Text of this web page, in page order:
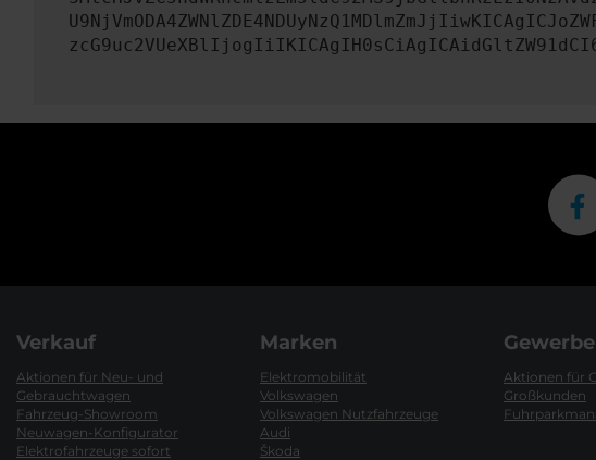
Verkauf
Aktionen für Neu- und
Gebrauchtwagen
Fahrzeug-Showroom
Neuwagen-Konfigurator
Elektrofahrzeuge sofort
Marken
Elektromobilität
Volkswagen
Volkswagen Nutzfahrzeuge
Audi
Škoda
Aktionen für
Großkunden